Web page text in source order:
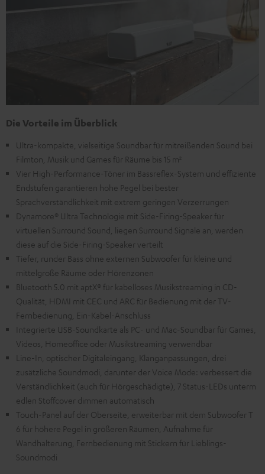
Die Vorteile im Überblick
Ultra-kompakte, vielseitige Soundbar für mitreißenden Sound bei
Filmton, Musik und Games für Räume bis 15 m²
Vier High-Performance-Töner im Bassreflex-System und effiziente
Endstufen garantieren hohe Pegel bei bester
Sprachverständlichkeit mit extrem geringen Verzerrungen
Dynamore® Ultra Technologie mit Side-Firing-Speaker für
virtuellen Surround Sound, liegen Surround Signale an, werden
diese auf die Side-Firing-Speaker verteilt
Tiefer, runder Bass ohne externen Subwoofer für kleine und
mittelgroße Räume oder Hörenzonen
Bluetooth 5.0 mit aptX® für kabelloses Musikstreaming in CD-
Qualität, HDMI mit CEC und ARC für Bedienung mit der TV-
Fernbedienung, Ein-Kabel-Anschluss
Integrierte USB-Soundkarte als PC- und Mac-Soundbar für Games,
Videos, Homeoffice oder Musikstreaming verwendbar
Line-In, optischer Digitaleingang, Klanganpassungen, drei
zusätzliche Soundmodi, darunter der Voice Mode: verbessert die
Verständlichkeit (auch für Hörgeschädigte), 7 Status-LEDs unterm
edlen Stoffcover dimmen automatisch
Touch-Panel auf der Oberseite, erweiterbar mit dem Subwoofer T
6 für höhere Pegel in größeren Räumen, Aufnahme für
Wandhalterung, Fernbedienung mit Stickern für Lieblings-
Soundmodi